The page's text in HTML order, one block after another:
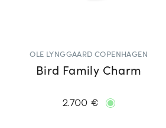
OLE LYNGGAARD COPENHAGEN
Bird Family Charm
2.700 €